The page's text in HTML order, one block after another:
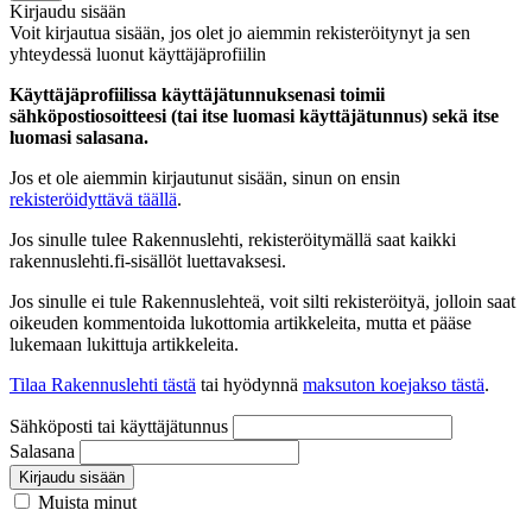
Kirjaudu sisään
Voit kirjautua sisään, jos olet jo aiemmin rekisteröitynyt ja sen
yhteydessä luonut käyttäjäprofiilin
Käyttäjäprofiilissa käyttäjätunnuksenasi toimii
sähköpostiosoitteesi (tai itse luomasi käyttäjätunnus) sekä itse
luomasi salasana.
Jos et ole aiemmin kirjautunut sisään, sinun on ensin
rekisteröidyttävä täällä.
Jos sinulle tulee Rakennuslehti, rekisteröitymällä saat kaikki
rakennuslehti.fi-sisällöt luettavaksesi.
Jos sinulle ei tule Rakennuslehteä, voit silti rekisteröityä, jolloin saat
oikeuden kommentoida lukottomia artikkeleita, mutta et pääse
lukemaan lukittuja artikkeleita.
Tilaa Rakennuslehti tästä tai hyödynnä maksuton koejakso tästä.
Sähköposti tai käyttäjätunnus
Salasana
Kirjaudu sisään
Muista minut